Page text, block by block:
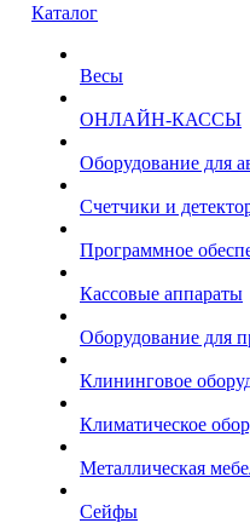
Каталог
Весы
ОНЛАЙН-КАССЫ
Оборудование для
Счетчики и
Программное
Кассовые аппараты
Оборудование для
Клининговое
Климатическое
Металлическая
Сейфы